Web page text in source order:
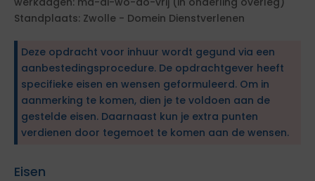
Standplaats: Zwolle - Domein Dienstverlenen
Deze opdracht voor inhuur wordt gegund via een
aanbestedingsprocedure. De opdrachtgever heeft
specifieke eisen en wensen geformuleerd. Om in
aanmerking te komen, dien je te voldoen aan de
gestelde eisen. Daarnaast kun je extra punten
verdienen door tegemoet te komen aan de wensen.
Eisen